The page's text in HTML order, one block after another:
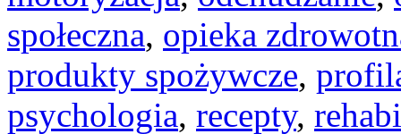
społeczna, opieka
produkty spożywcze,
psychologia, recepty,